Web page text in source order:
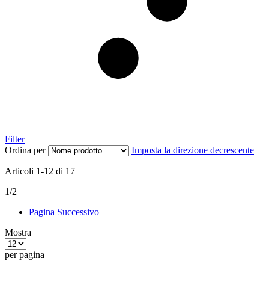
Filter
Ordina per
Imposta la direzione decrescente
Articoli 1-12 di 17
1/2
Pagina Successivo
Mostra
per pagina